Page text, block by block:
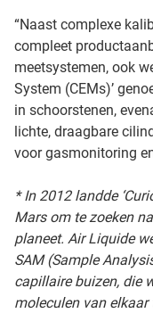
“Naast complexe
compleet
meetsystemen, ook
System (CEMs)’
in schoorstenen,
lichte, draagbare
voor gasmonitoring
* In 2012 landde
Mars om te zoeken
planeet. Air Liquide
SAM (Sample
capillaire buizen, die
moleculen van elkaar